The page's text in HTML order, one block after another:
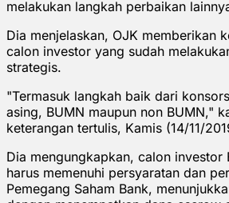
melakukan langkah perbaikan
Dia menjelaskan, OJK memberikan
calon investor yang sudah
strategis.
"Termasuk langkah baik dari
asing, BUMN maupun non BUMN,"
keterangan tertulis, Kamis (14/11/
Dia mengungkapkan, calon investor
harus memenuhi persyaratan dan
Pemegang Saham Bank,